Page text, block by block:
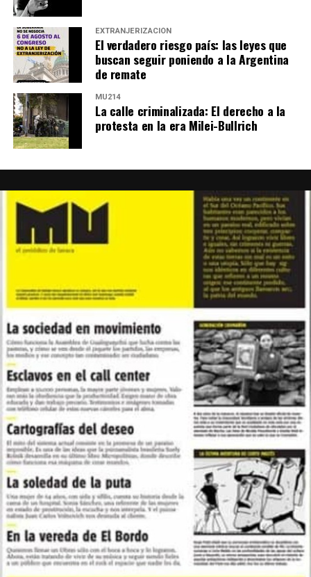
EXTRANJERIZACIÓN
El verdadero riesgo país: las leyes que
buscan seguir poniendo a la Argentina
de remate
MU214
La calle criminalizada: El derecho a la
protesta en la era Milei-Bullrich